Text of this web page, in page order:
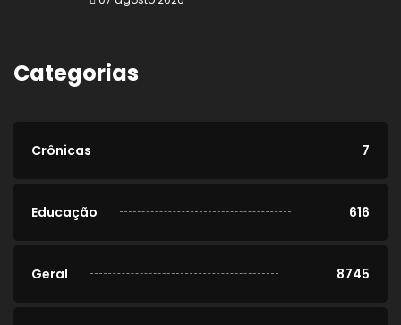
Categorias
Crônicas 7
Educação 616
Geral 8745